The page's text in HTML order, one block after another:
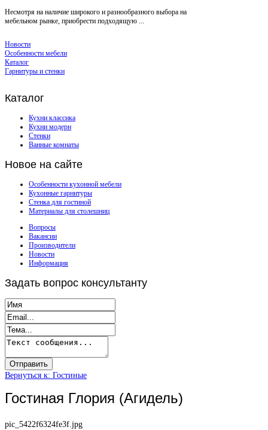
Несмотря на наличие широкого и разнообразного выбора на
мебельном рынке, приобрести подходящую ...
Новости
Особенности мебели
Каталог
Гарнитуры и стенки
Каталог
Кухни классика
Кухни модерн
Стенки
Ванные комнаты
Новое на сайте
Особенности кухонной мебели
Кухонные гарнитуры
Стенка для гостиной
Материалы для столешниц
Вопросы
Вакансии
Производители
Новости
Информация
Задать вопрос консультанту
Вернуться к: Гостиные
Гостиная Глория (Агидель)
pic_5422f6324fe3f.jpg